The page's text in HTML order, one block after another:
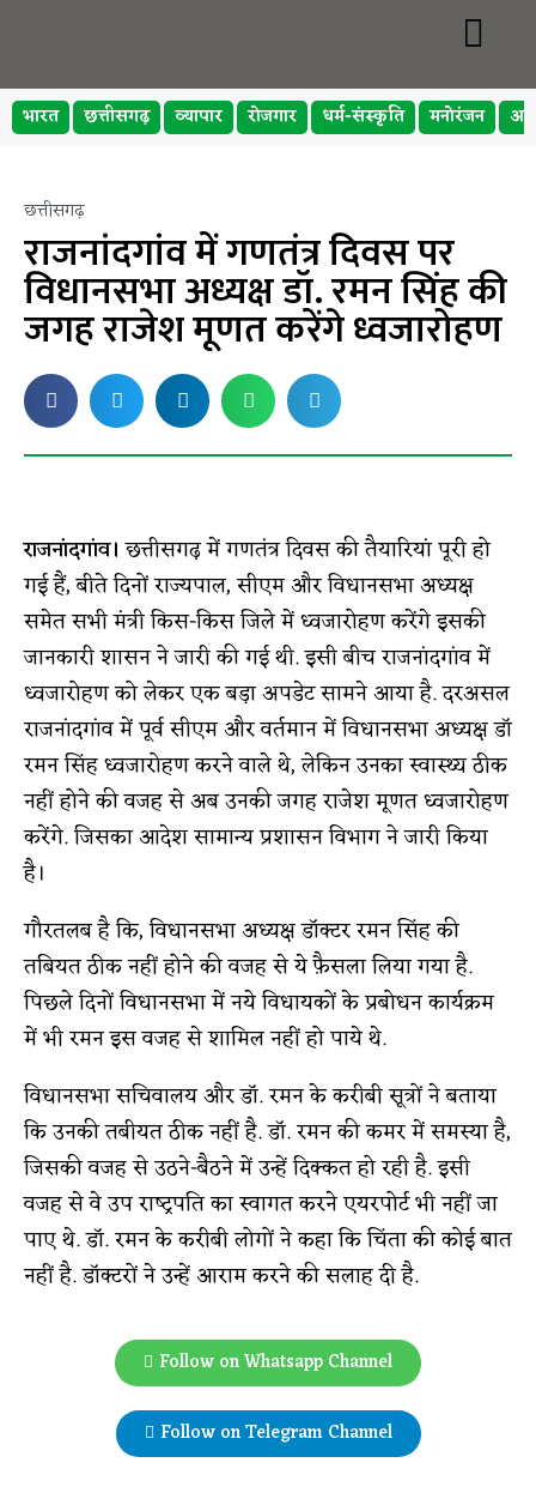
भारत छत्तीसगढ़ व्यापार रोजगार धर्म-संस्कृति मनोरंजन
छत्तीसगढ़
राजनांदगांव में गणतंत्र दिवस पर
विधानसभा अध्यक्ष डॉ. रमन सिंह की
जगह राजेश मूणत करेंगे ध्वजारोहण
राजनांदगांव।छत्तीसगढ़ में गणतंत्र दिवस की तैयारियां पूरी हो
गई हैं, बीते दिनों राज्यपाल, सीएम और विधानसभा अध्यक्ष
समेत सभी मंत्री किस-किस जिले में ध्वजारोहण करेंगे इसकी
जानकारी शासन ने जारी की गई थी. इसी बीच राजनांदगांव में
ध्वजारोहण को लेकर एक बड़ा अपडेट सामने आया है. दरअसल
राजनांदगांव में पूर्व सीएम और वर्तमान में विधानसभा अध्यक्ष डॉ
रमन सिंह ध्वजारोहण करने वाले थे, लेकिन उनका स्वास्थ्य ठीक
नहीं होने की वजह से अब उनकी जगह राजेश मूणत ध्वजारोहण
करेंगे. जिसका आदेश सामान्य प्रशासन विभाग ने जारी किया
है।
गौरतलब है कि, विधानसभा अध्यक्ष डॉक्टर रमन सिंह की
तबियत ठीक नहीं होने की वजह से ये फ़ैसला लिया गया है.
पिछले दिनों विधानसभा में नये विधायकों के प्रबोधन कार्यक्रम
में भी रमन इस वजह से शामिल नहीं हो पाये थे.
विधानसभा सचिवालय और डॉ. रमन के करीबी सूत्रों ने बताया
कि उनकी तबीयत ठीक नहीं है. डॉ. रमन की कमर में समस्‍या है,
जिसकी वजह से उठने-बैठने में उन्हें दिक्‍कत हो रही है. इसी
वजह से वे उप राष्‍ट्रपति का स्‍वागत करने एयरपोर्ट भी नहीं जा
पाए थे. डॉ. रमन के करीबी लोगों ने कहा कि चिंता की कोई बात
नहीं है. डॉक्‍टरों ने उन्‍हें आराम करने की सलाह दी है.
Follow on Whatsapp Channel
Follow on Telegram Channel